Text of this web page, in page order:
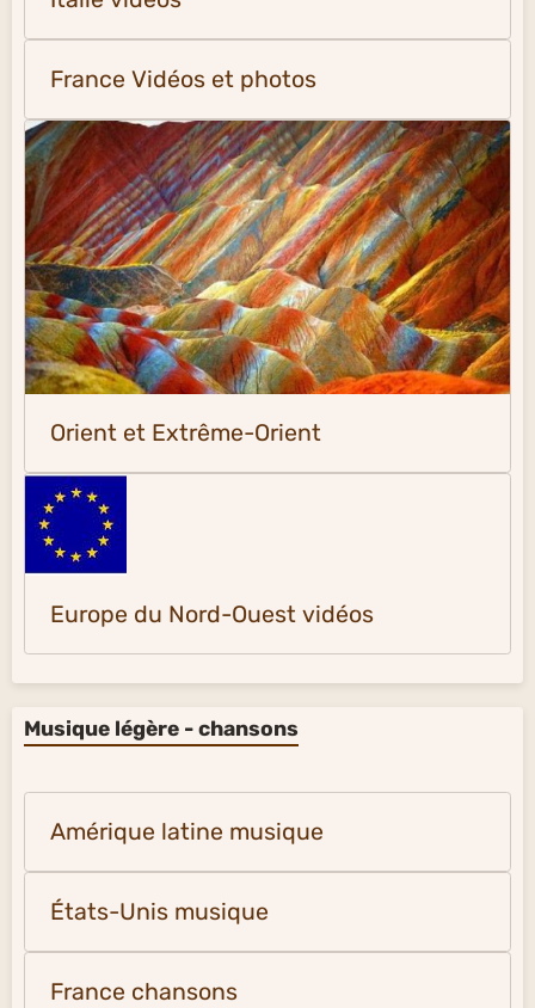
France Vidéos et photos
Orient et Extrême-Orient
Europe du Nord-Ouest vidéos
Musique légère - chansons
Amérique latine musique
États-Unis musique
France chansons